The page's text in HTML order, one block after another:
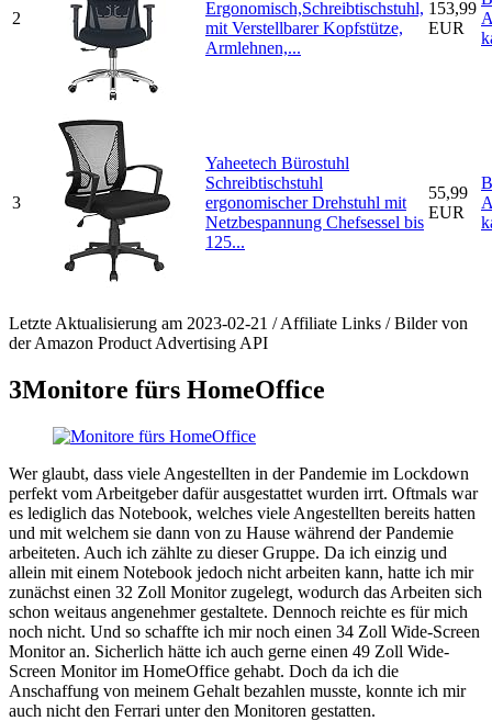
2
Ergonomisch,Schreibtischstuhl,
mit Verstellbarer Kopfstütze,
Armlehnen,...
153,99
EUR
3
Yaheetech Bürostuhl
Schreibtischstuhl
ergonomischer Drehstuhl mit
Netzbespannung Chefsessel bis
125...
55,99
EUR
Letzte Aktualisierung am 2023-02-21 / Affiliate Links / Bilder von
der Amazon Product Advertising API
3Monitore fürs HomeOffice
Wer glaubt, dass viele Angestellten in der Pandemie im Lockdown
perfekt vom Arbeitgeber dafür ausgestattet wurden irrt. Oftmals war
es lediglich das Notebook, welches viele Angestellten bereits hatten
und mit welchem sie dann von zu Hause während der Pandemie
arbeiteten. Auch ich zählte zu dieser Gruppe. Da ich einzig und
allein mit einem Notebook jedoch nicht arbeiten kann, hatte ich mir
zunächst einen 32 Zoll Monitor zugelegt, wodurch das Arbeiten sich
schon weitaus angenehmer gestaltete. Dennoch reichte es für mich
noch nicht. Und so schaffte ich mir noch einen 34 Zoll Wide-Screen
Monitor an. Sicherlich hätte ich auch gerne einen 49 Zoll Wide-
Screen Monitor im HomeOffice gehabt. Doch da ich die
Anschaffung von meinem Gehalt bezahlen musste, konnte ich mir
auch nicht den Ferrari unter den Monitoren gestatten.